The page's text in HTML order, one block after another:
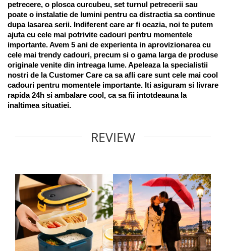
petrecere, o plosca curcubeu, set turnul petrecerii sau
poate o instalatie de lumini pentru ca distractia sa continue
dupa lasarea serii. Indiferent care ar fi ocazia, noi te putem
ajuta cu cele mai potrivite cadouri pentru momentele
importante. Avem 5 ani de experienta in aprovizionarea cu
cele mai trendy cadouri, precum si o gama larga de produse
originale venite din intreaga lume. Apeleaza la specialistii
nostri de la Customer Care ca sa afli care sunt cele mai cool
cadouri pentru momentele importante. Iti asiguram si livrare
rapida 24h si ambalare cool, ca sa fii intotdeauna la
inaltimea situatiei.
REVIEW